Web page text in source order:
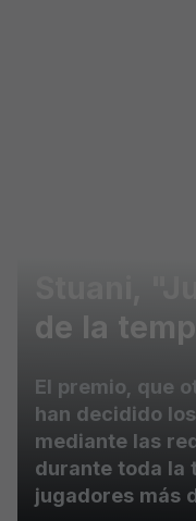
de la
El premio, que
han decidido
mediante las
durante toda la
jugadores más